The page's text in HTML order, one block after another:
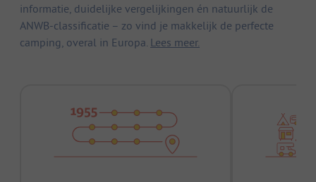
informatie, duidelijke vergelijkingen én natuurlijk de
ANWB-classificatie – zo vind je makkelijk de perfecte
camping, overal in Europa. Lees meer.